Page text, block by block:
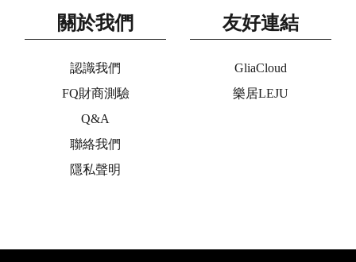
關於我們
認識我們
FQ財商測驗
Q&A
聯絡我們
隱私聲明
友好連結
GliaCloud
樂居LEJU